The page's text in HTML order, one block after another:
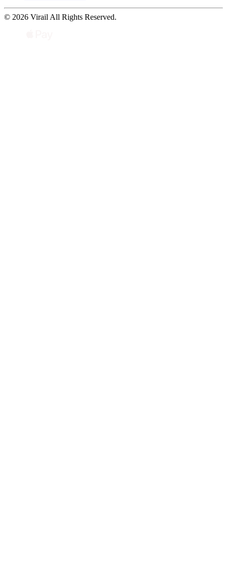
© 2026 Virail All Rights Reserved.